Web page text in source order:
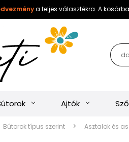
a teljes választékra. A
Ajtók
Bútorok típus szerint Asztalok és